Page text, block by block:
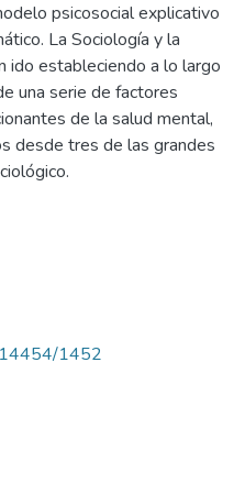
psicosocial explicativo
La Sociología y la
ido estableciendo a lo largo
una serie de factores
de la salud mental,
desde tres de las grandes
1452